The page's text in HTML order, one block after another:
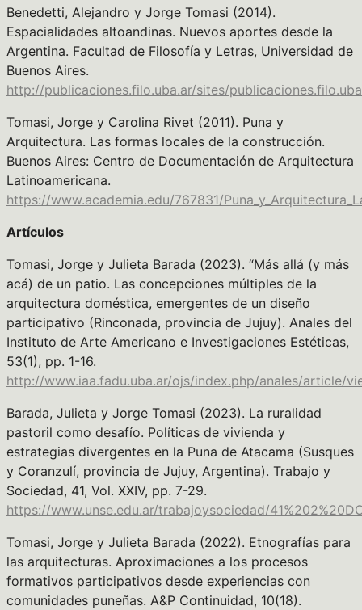
Benedetti, Alejandro y Jorge Tomasi (2014).
Espacialidades altoandinas. Nuevos aportes desde la
Argentina. Facultad de Filosofía y Letras, Universidad de
Buenos Aires.
http://publicaciones.filo.uba.ar/sites/
Tomasi, Jorge y Carolina Rivet (2011). Puna y
Arquitectura. Las formas locales de la construcción.
Buenos Aires: Centro de Documentación de Arquitectura
Latinoamericana.
https://www.academia.edu/767831/
Artículos
Tomasi, Jorge y Julieta Barada (2023). “Más allá (y más
acá) de un patio. Las concepciones múltiples de la
arquitectura doméstica, emergentes de un diseño
participativo (Rinconada, provincia de Jujuy). Anales del
Instituto de Arte Americano e Investigaciones Estéticas,
53(1), pp. 1-16.
http://www.iaa.fadu.uba.ar/ojs/index.php/anales/article/
Barada, Julieta y Jorge Tomasi (2023). La ruralidad
pastoril como desafío. Políticas de vivienda y
estrategias divergentes en la Puna de Atacama (Susques
y Coranzulí, provincia de Jujuy, Argentina). Trabajo y
Sociedad, 41, Vol. XXIV, pp. 7-29.
https://www.unse.edu.ar/trabajoysociedad/
Tomasi, Jorge y Julieta Barada (2022). Etnografías para
las arquitecturas. Aproximaciones a los procesos
formativos participativos desde experiencias con
comunidades puneñas. A&P Continuidad, 10(18).